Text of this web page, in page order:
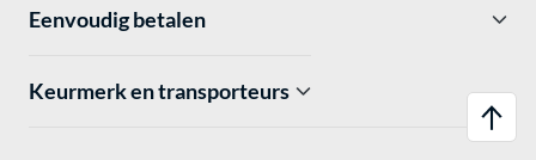
Eenvoudig betalen
Keurmerk en transporteurs